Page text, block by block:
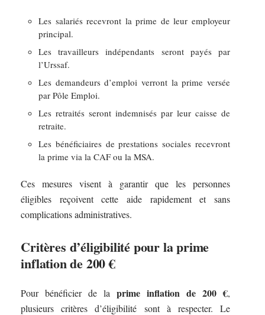
Les salariés recevront la prime de leur employeur
principal.
Les travailleurs indépendants seront payés par
l’Urssaf.
Les demandeurs d’emploi verront la prime versée
par Pôle Emploi.
Les retraités seront indemnisés par leur caisse de
retraite.
Les bénéficiaires de prestations sociales recevront
la prime via la CAF ou la MSA.
Ces mesures visent à garantir que les personnes
éligibles reçoivent cette aide rapidement et sans
complications administratives.
Critères d’éligibilité pour la prime
inflation de 200 €
Pour bénéficier de la prime inflation de 200 €,
plusieurs critères d’éligibilité sont à respecter. Le